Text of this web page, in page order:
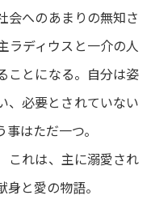
会へのあまりの無知さ
ラディウスと一介の人
ことになる。自分は姿
、必要とされていない
はただ一つ。
れは、主に溺愛され
と愛の物語。